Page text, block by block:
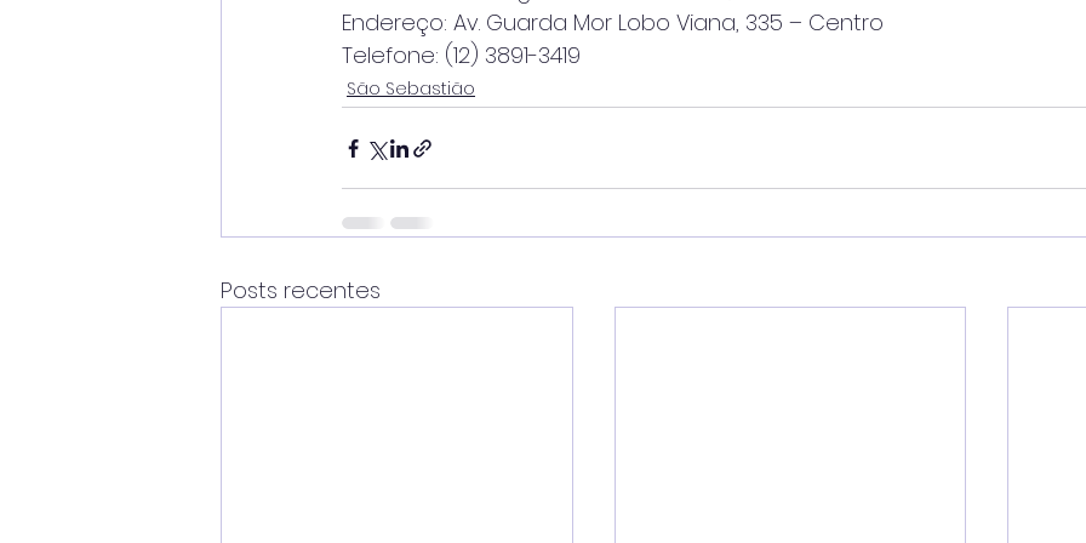
Endereço: Av. Guarda Mor Lobo Viana, 335 – Centro
Telefone: (12) 3891-3419
São Sebastião
Posts recentes